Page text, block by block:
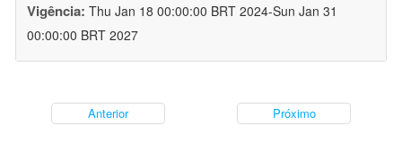
Vigência: Thu Jan 18 00:00:00 BRT 2024-Sun Jan 31
00:00:00 BRT 2027
Anterior Próximo